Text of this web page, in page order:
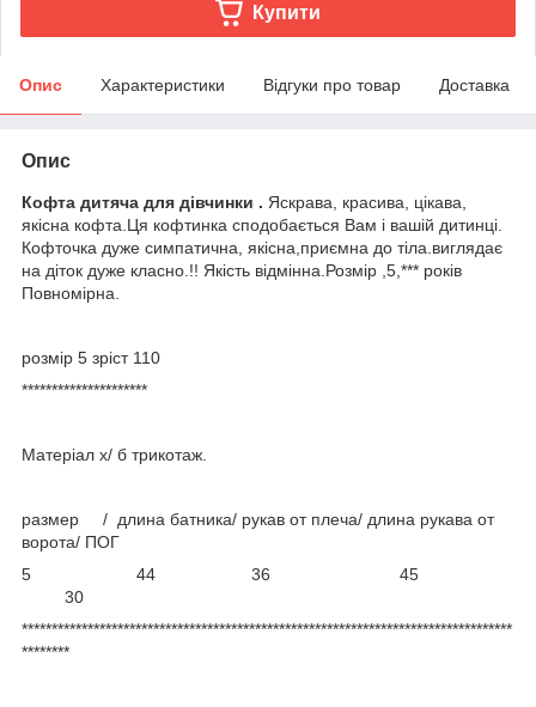
Купити
Опис Характеристики Відгуки про товар Доставка
Опис
Кофта дитяча для дівчинки . Яскрава, красива, цікава,
якісна кофта.Ця кофтинка сподобається Вам і вашій дитинці.
Кофточка дуже симпатична, якісна,приємна до тіла.виглядає
на діток дуже класно.!! Якість відмінна.Розмір ,5,*** років
Повномірна.
розмір 5 зріст 110
*********************
Матеріал х/ б трикотаж.
размер / длина батника/ рукав от плеча/ длина рукава от
ворота/ ПОГ
5 44 36 45
30
**********************************************************************************
********